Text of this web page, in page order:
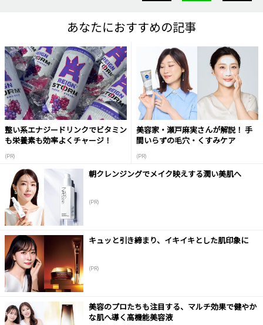
あなたにおすすめの記事
整い系エナジードリンクでビタミン
も栄養素も効率よくチャージ！
(PR)
美容家・瀬戸麻実さんが解説！ 手
間いらずの毛穴・くすみケア
(PR)
朝クレンジングでメイク映えする潤い美肌へ
(PR)
キュッと引き締まり、イキイキとした肌印象に
(PR)
美容のプロたちも注目する、マルチ効果で健やか
な肌へ導く高機能美容液